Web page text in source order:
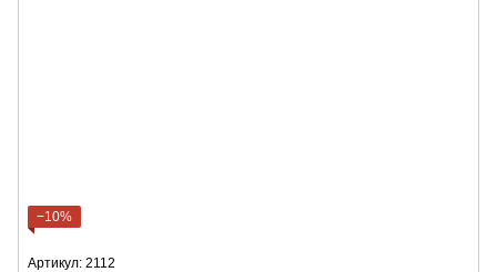
−10%
Артикул: 2112